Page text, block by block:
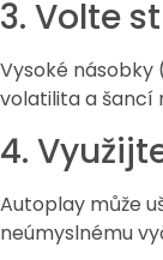
3. Volte
Vysoké násobky
volatilita a šancí
4.
Autoplay může
neúmyslnému